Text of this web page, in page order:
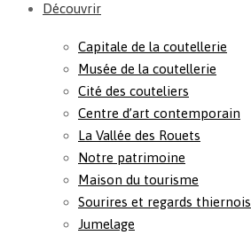
Découvrir
Capitale de la coutellerie
Musée de la coutellerie
Cité des couteliers
Centre d’art contemporain
La Vallée des Rouets
Notre patrimoine
Maison du tourisme
Sourires et regards thiernois
Jumelage